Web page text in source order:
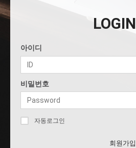
LOGIN
아이디
비밀번호
자동로그인
회원가입